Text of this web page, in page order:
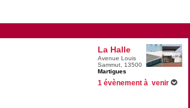
La Halle
Avenue Louis
Sammut, 13500
Martigues
1 évènement à venir